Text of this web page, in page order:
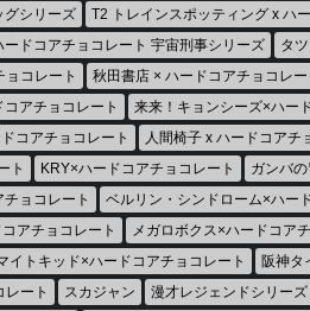
グシリーズ
T2 トレインスポッティング x ハ
ードコアチョコレート 宇宙刑事シリーズ
タ
コレート 秋田書店 × ハードコアチョコレー
アチョコレート
来来！キョンシーズ×ハー
コアチョコレート 人間椅子 x ハードコアチ
ト KRY×ハードコアチョコレート
ガンバ
ョコレート ベルリン・シンドローム×ハー
アチョコレート メガロボクス×ハードコア
イトキッド×ハードコアチョコレート
阪神タ
ート スカジャン 漫才レジェンドシリーズ